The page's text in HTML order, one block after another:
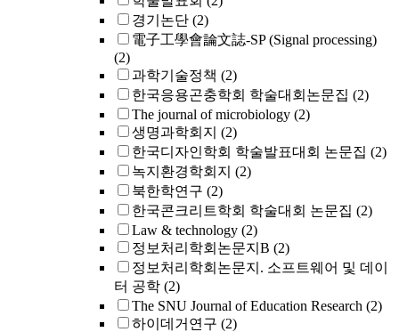
경기논단 (2)
電子工學會論文誌-SP (Signal processing)
(2)
과학기술정책 (2)
한국응용곤충학회 학술대회논문집 (2)
The journal of microbiology (2)
생명과학회지 (2)
한국디자인학회 학술발표대회 논문집 (2)
녹지환경학회지 (2)
북한학연구 (2)
한국콘크리트학회 학술대회 논문집 (2)
Law & technology (2)
정보처리학회논문지B (2)
정보처리학회논문지. 소프트웨어 및 데이
터 공학 (2)
The SNU Journal of Education Research (2)
하이데거연구 (2)